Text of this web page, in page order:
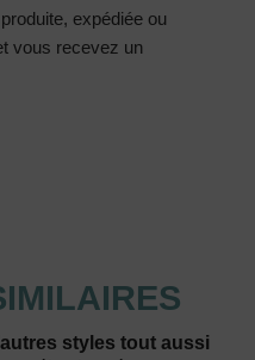
expédiée ou
vous recevez un
styles tout aussi